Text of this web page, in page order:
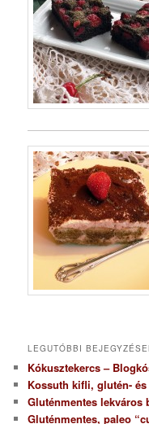
LEGUTÓBBI
Kókusztekercs –
Kossuth kifli, glutén- és
Gluténmentes lekváros
Gluténmentes, paleo